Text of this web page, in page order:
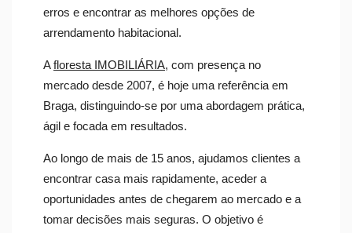
erros e encontrar as melhores opções de
arrendamento habitacional.
Afloresta IMOBILIÁRIA, com presença no
mercado desde 2007, é hoje uma referência em
Braga, distinguindo-se por uma abordagem prática,
ágil e focada em resultados.
Ao longo de mais de 15 anos, ajudamos clientes a
encontrar casa mais rapidamente, aceder a
oportunidades antes de chegarem ao mercado e a
tomar decisões mais seguras. O objetivo é